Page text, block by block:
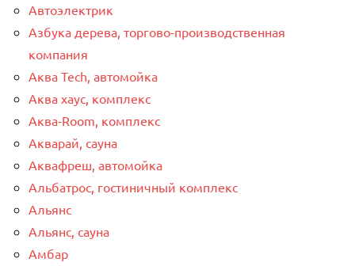
Автоэлектрик
Азбука дерева, торгово-производственная
компания
Аква Tech, автомойка
Аква хаус, комплекс
Аква-Room, комплекс
Акварай, сауна
Аквафреш, автомойка
Альбатрос, гостиничный комплекс
Альянс
Альянс, сауна
Амбар